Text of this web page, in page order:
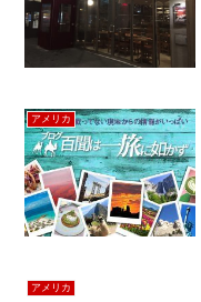
アメリカ
アメリカ